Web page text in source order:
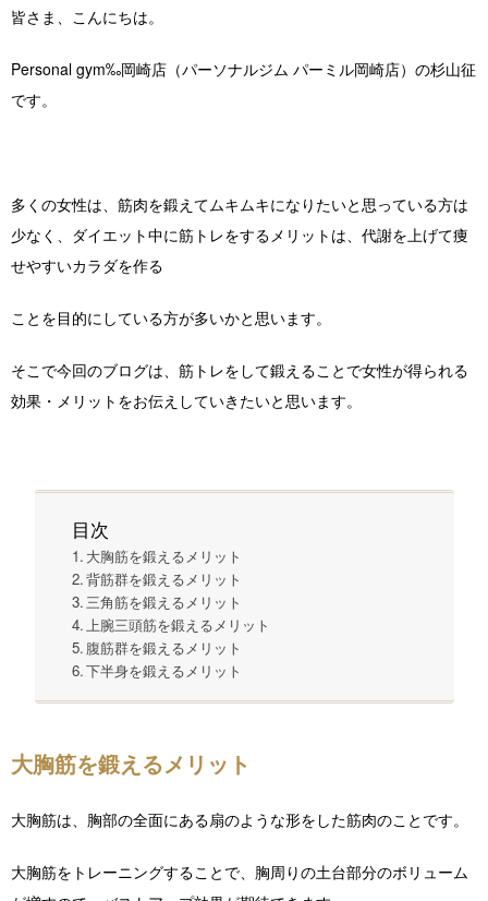
皆さま、こんにちは。
Personal gym‰岡崎店（パーソナルジム パーミル岡崎店）の杉山征
です。
多くの女性は、筋肉を鍛えてムキムキになりたいと思っている方は
少なく、ダイエット中に筋トレをするメリットは、代謝を上げて痩
せやすいカラダを作る
ことを目的にしている方が多いかと思います。
そこで今回のブログは、筋トレをして鍛えることで女性が得られる
効果・メリットをお伝えしていきたいと思います。
目次
大胸筋を鍛えるメリット
背筋群を鍛えるメリット
三角筋を鍛えるメリット
上腕三頭筋を鍛えるメリット
腹筋群を鍛えるメリット
下半身を鍛えるメリット
大胸筋を鍛えるメリット
大胸筋は、胸部の全面にある扇のような形をした筋肉のことです。
大胸筋をトレーニングすることで、胸周りの土台部分のボリューム